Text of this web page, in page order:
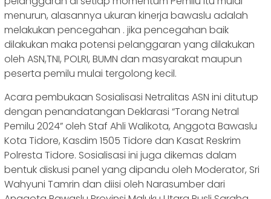
menurun, alasannya ukuran kinerja bawaslu adalah
melakukan pencegahan . jika pencegahan baik
dilakukan maka potensi pelanggaran yang dilakukan
oleh ASN,TNI, POLRI, BUMN dan masyarakat maupun
peserta pemilu mulai tergolong kecil.
Acara pembukaan Sosialisasi Netralitas ASN ini ditutup
dengan penandatangan Deklarasi “Torang Netral
Pemilu 2024” oleh Staf Ahli Walikota, Anggota Bawaslu
Kota Tidore, Kasdim 1505 Tidore dan Kasat Reskrim
Polresta Tidore. Sosialisasi ini juga dikemas dalam
bentuk diskusi panel yang dipandu oleh Moderator, Sri
Wahyuni Tamrin dan diisi oleh Narasumber dari